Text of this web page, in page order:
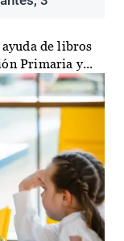
de libros
Primaria y...